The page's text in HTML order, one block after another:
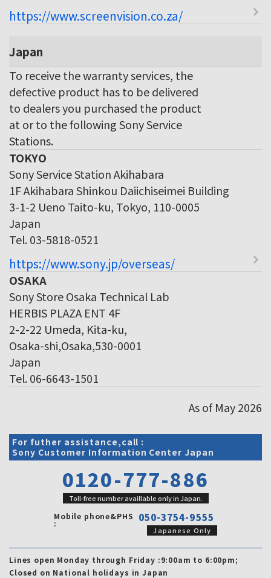
https://www.screenvision.co.za/
Japan
To receive the warranty services, the
defective product has to be delivered
to dealers you purchased the product
at or to the following Sony Service
Stations.
TOKYO
Sony Service Station Akihabara
1F Akihabara Shinkou Daiichiseimei Building
3-1-2 Ueno Taito-ku, Tokyo, 110-0005
Japan
Tel. 03-5818-0521
https://www.sony.jp/overseas/
OSAKA
Sony Store Osaka Technical Lab
HERBIS PLAZA ENT 4F
2-2-22 Umeda, Kita-ku,
Osaka-shi,Osaka,530-0001
Japan
Tel. 06-6643-1501
As of May 2026
For futher assistance,call :
Sony Customer Information Center Japan
0120-777-886
Toll-free number availlable only in Japan.
Mobile phone&PHS
: 050-3754-9555
Japanese Only
Lines open Monday through Friday :9:00am to 6:00pm;
Closed on National holidays in Japan